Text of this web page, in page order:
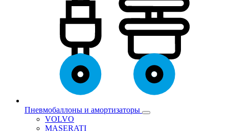
Пневмобаллоны и амортизаторы
VOLVO
MASERATI